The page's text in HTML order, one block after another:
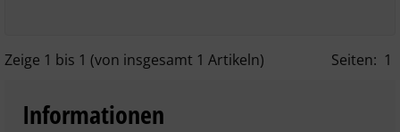
Zeige 1 bis 1 (von insgesamt 1 Artikeln) Seiten: 1
Informationen